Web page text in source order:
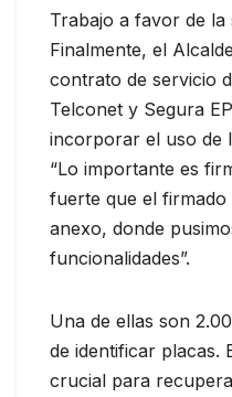
Trabajo a favor de la
Finalmente, el
contrato de servicio
Telconet y Segura
incorporar el uso de
“Lo importante es
fuerte que el firmado
anexo, donde
funcionalidades”.
Una de ellas son
de identificar placas.
crucial para